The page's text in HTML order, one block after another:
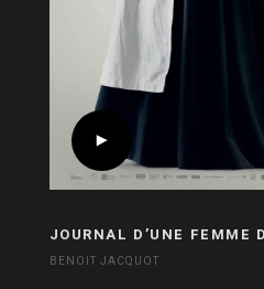
JOURNAL D’UNE FEMME
BENOIT JACQUOT